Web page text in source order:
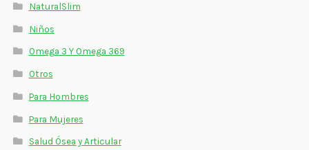
NaturalSlim
Niños
Omega 3 Y Omega 369
Otros
Para Hombres
Para Mujeres
Salud Ósea y Articular